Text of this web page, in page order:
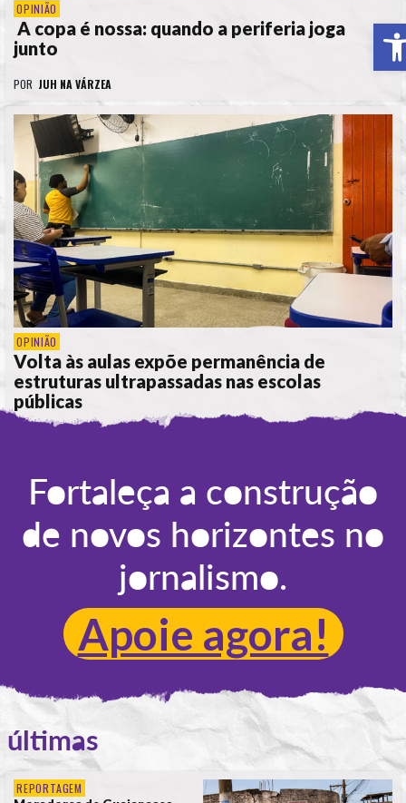
OPINIÃO
A copa é nossa: quando a periferia joga
junto
POR JUH NA VÁRZEA
OPINIÃO
Volta às aulas expõe permanência de
estruturas ultrapassadas nas escolas
públicas
Fortaleça a construção
de novos horizontes no
jornalismo.
Apoie agora!
últimas
REPORTAGEM